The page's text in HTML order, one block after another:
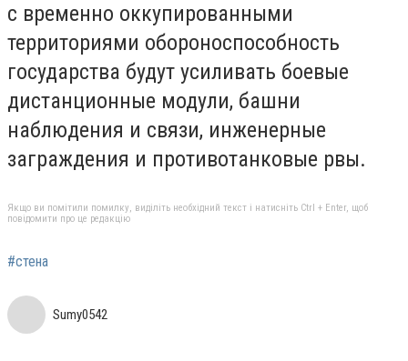
с временно оккупированными
территориями обороноспособность
государства будут усиливать боевые
дистанционные модули, башни
наблюдения и связи, инженерные
заграждения и противотанковые рвы.
Якщо ви помітили помилку, виділіть необхідний текст і натисніть Ctrl + Enter, щоб
повідомити про це редакцію
#стена
Sumy0542